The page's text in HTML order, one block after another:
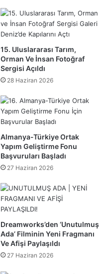
15. Uluslararası Tarım,
Orman Ve İnsan Fotoğraf
Sergisi Açıldı
28 Haziran 2026
Almanya-Türkiye Ortak
Yapım Geliştirme Fonu
Başvuruları Başladı
27 Haziran 2026
Dreamworks’den ‘Unutulmuş
Ada’ Filminin Yeni Fragmanı
Ve Afişi Paylaşıldı
27 Haziran 2026